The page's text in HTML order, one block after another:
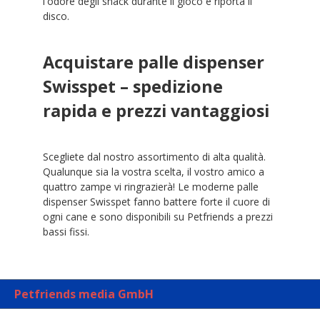
disco.
Acquistare palle dispenser
Swisspet – spedizione
rapida e prezzi vantaggiosi
Scegliete dal nostro assortimento di alta qualità.
Qualunque sia la vostra scelta, il vostro amico a
quattro zampe vi ringrazierà! Le moderne palle
dispenser Swisspet fanno battere forte il cuore di
ogni cane e sono disponibili su Petfriends a prezzi
bassi fissi.
Petfriends media GmbH